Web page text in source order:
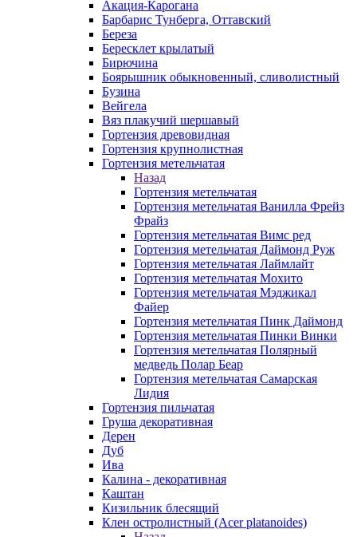
Акация-Карогана
Барбарис Тунберга, Оттавский
Береза
Бересклет крылатый
Бирючина
Боярышник обыкновенный, сливолистный
Бузина
Вейгела
Вяз плакучий шершавый
Гортензия древовидная
Гортензия крупнолистная
Гортензия метельчатая
Назад
Гортензия метельчатая
Гортензия метельчатая Ванилла Фрейз
Фрайз
Гортензия метельчатая Вимс ред
Гортензия метельчатая Даймонд Руж
Гортензия метельчатая Лаймлайт
Гортензия метельчатая Мохито
Гортензия метельчатая Мэджикал
Файер
Гортензия метельчатая Пинк Даймонд
Гортензия метельчатая Пинки Винки
Гортензия метельчатая Полярный
медведь Полар Беар
Гортензия метельчатая Самарская
Лидия
Гортензия пильчатая
Груша декоративная
Дерен
Дуб
Ива
Калина - декоративная
Каштан
Кизильник блесящий
Клен остролистный (Acer platanoides)